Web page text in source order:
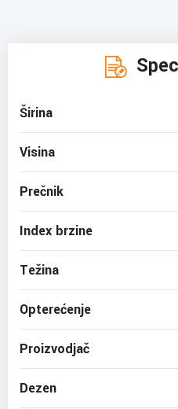
Širina
Visina
Prečnik
Index brzine
Težina
Opterećenje
Proizvodjač
Dezen